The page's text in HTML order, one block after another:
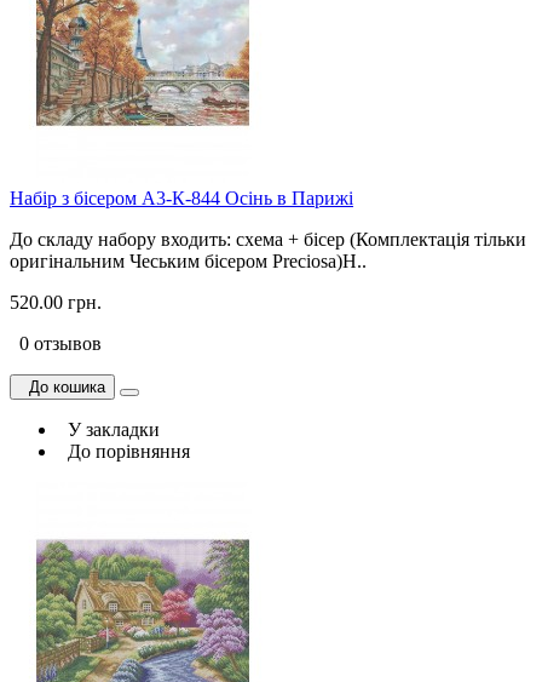
Набір з бісером А3-К-844 Осінь в Парижі
До складу набору входить: схема + бісер (Комплектація тільки
оригінальним Чеським бісером Preciosa)Н..
520.00 грн.
0 отзывов
До кошика
У закладки
До порівняння